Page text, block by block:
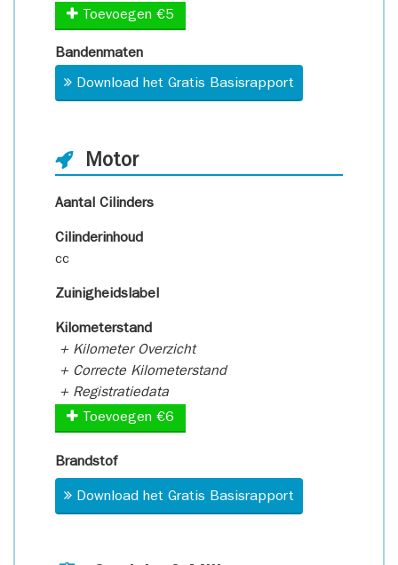
Toevoegen €5
Bandenmaten
Download het Gratis Basisrapport
Motor
Aantal Cilinders
Cilinderinhoud
cc
Zuinigheidslabel
Kilometerstand
+ Kilometer Overzicht
+ Correcte Kilometerstand
+ Registratiedata
Toevoegen €6
Brandstof
Download het Gratis Basisrapport